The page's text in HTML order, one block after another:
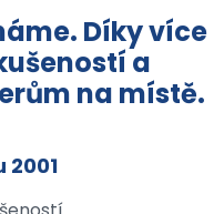
Díky více
a
na místě.
2001